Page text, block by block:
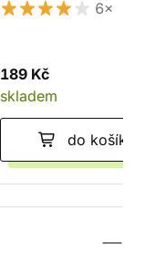
6×
189 Kč
skladem
do košíku